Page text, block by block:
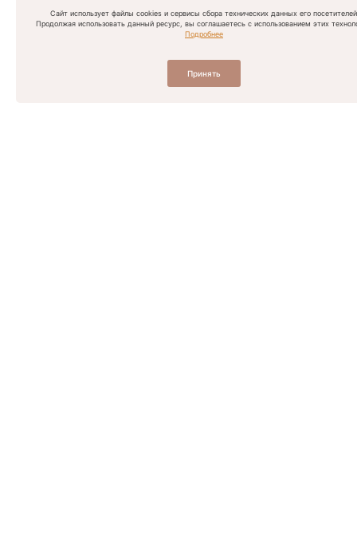
On-line курс «Точная колористика» Наталья Тугова,
Сайт использует файлы cookies и сервисы сбора технических данных его
Продолжая использовать данный ресурс, вы соглашаетесь с использованием этих
Подробнее
Принять